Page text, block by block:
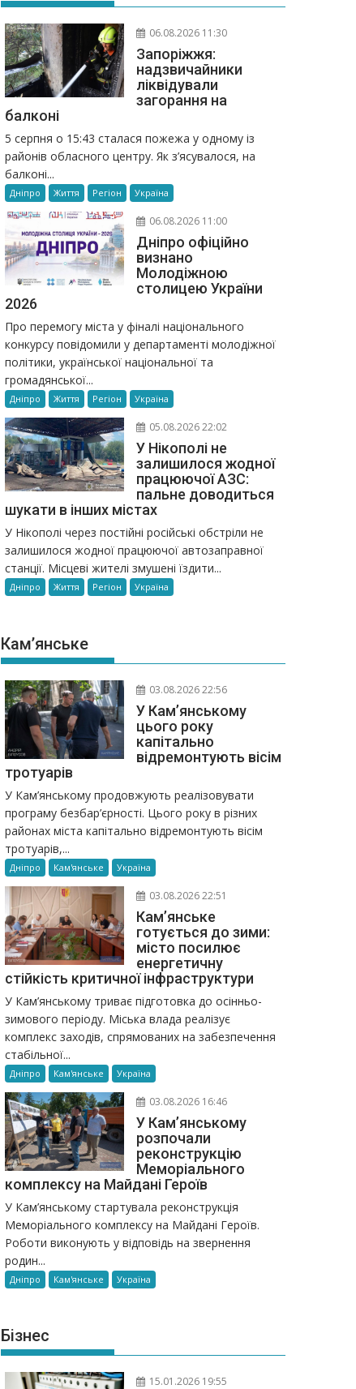
06.08.2026 11:30
Запоріжжя:
надзвичайники
ліквідували
загорання на
балконі
5 серпня о 15:43 сталася пожежа у одному із
районів обласного центру. Як з’ясувалося, на
балконі...
Дніпро Життя Регіон Україна
06.08.2026 11:00
Дніпро офіційно
визнано
Молодіжною
столицею України
2026
Про перемогу міста у фіналі національного
конкурсу повідомили у департаменті молодіжної
політики, української національної та
громадянської...
Дніпро Життя Регіон Україна
05.08.2026 22:02
У Нікополі не
залишилося жодної
працюючої АЗС:
пальне доводиться
шукати в інших містах
У Нікополі через постійні російські обстріли не
залишилося жодної працюючої автозаправної
станції. Місцеві жителі змушені їздити...
Дніпро Життя Регіон Україна
Кам’янське
03.08.2026 22:56
У Кам’янському
цього року
капітально
відремонтують вісім
тротуарів
У Кам’янському продовжують реалізовувати
програму безбар’єрності. Цього року в різних
районах міста капітально відремонтують вісім
тротуарів,...
Дніпро Кам'янське Україна
03.08.2026 22:51
Кам’янське
готується до зими:
місто посилює
енергетичну
стійкість критичної інфраструктури
У Кам’янському триває підготовка до осінньо-
зимового періоду. Міська влада реалізує
комплекс заходів, спрямованих на забезпечення
стабільної...
Дніпро Кам'янське Україна
03.08.2026 16:46
У Кам’янському
розпочали
реконструкцію
Меморіального
комплексу на Майдані Героїв
У Кам’янському стартувала реконструкція
Меморіального комплексу на Майдані Героїв.
Роботи виконують у відповідь на звернення
родин...
Дніпро Кам'янське Україна
Бізнес
15.01.2026 19:55